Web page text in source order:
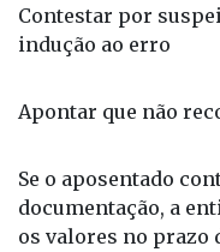
Contestar por
indução ao erro
Apontar que não
Se o aposentado
documentação, a
os valores no prazo